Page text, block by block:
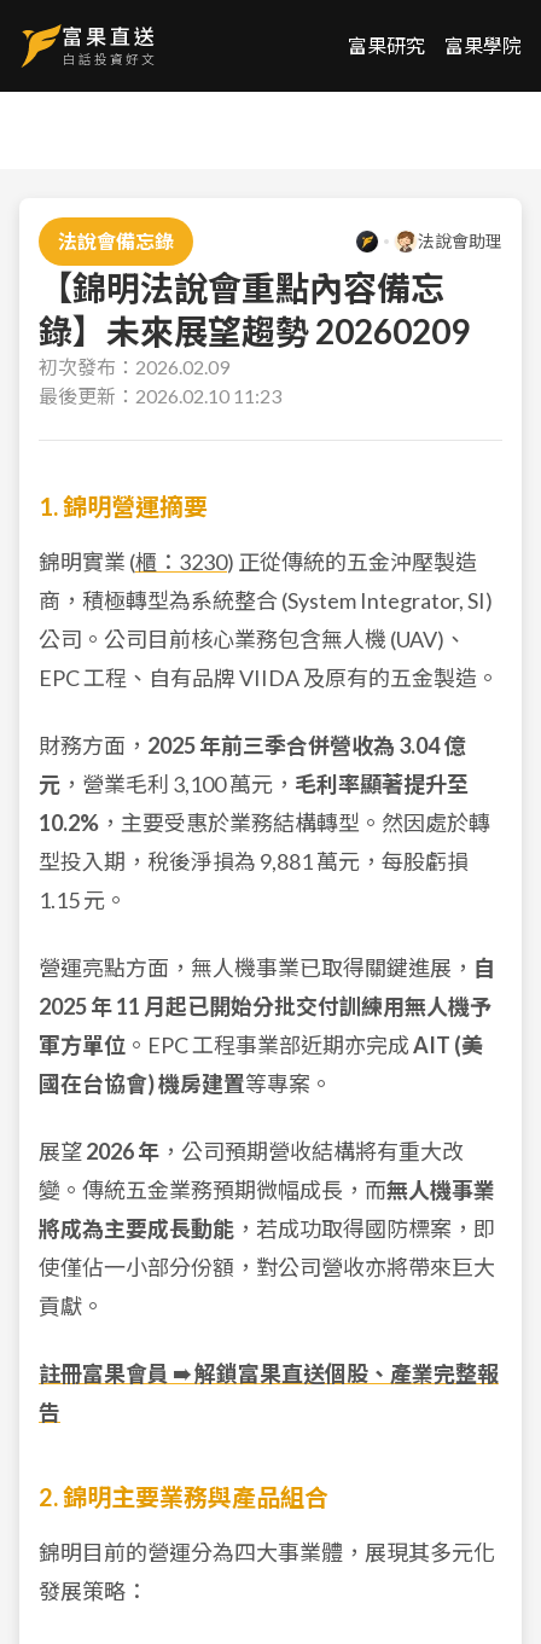
富果研究 富果學院
法說會備忘錄 法說會助理
【錦明法說會重點內容備忘
錄】未來展望趨勢 20260209
初次發布： 2026.02.09
最後更新： 2026.02.10 11:23
1. 錦明營運摘要
錦明實業 (櫃：3230) 正從傳統的五金沖壓製造
商，積極轉型為系統整合 (System Integrator, SI)
公司。公司目前核心業務包含無人機 (UAV)、
EPC 工程、自有品牌 VIIDA 及原有的五金製造。
財務方面， 2025 年前三季合併營收為 3.04 億
元 ，營業毛利 3,100 萬元， 毛利率顯著提升至
10.2% ，主要受惠於業務結構轉型。然因處於轉
型投入期，稅後淨損為 9,881 萬元，每股虧損
1.15 元。
營運亮點方面，無人機事業已取得關鍵進展， 自
2025 年 11 月起已開始分批交付訓練用無人機予
軍方單位 。EPC 工程事業部近期亦完成AIT (美
國在台協會) 機房建置等專案。
展望2026 年 ，公司預期營收結構將有重大改
變。傳統五金業務預期微幅成長，而無人機事業
將成為主要成長動能 ，若成功取得國防標案，即
使僅佔一小部分份額，對公司營收亦將帶來巨大
貢獻。
註冊富果會員 ➠ 解鎖富果直送個股、產業完整報
告
2. 錦明主要業務與產品組合
錦明目前的營運分為四大事業體，展現其多元化
發展策略：